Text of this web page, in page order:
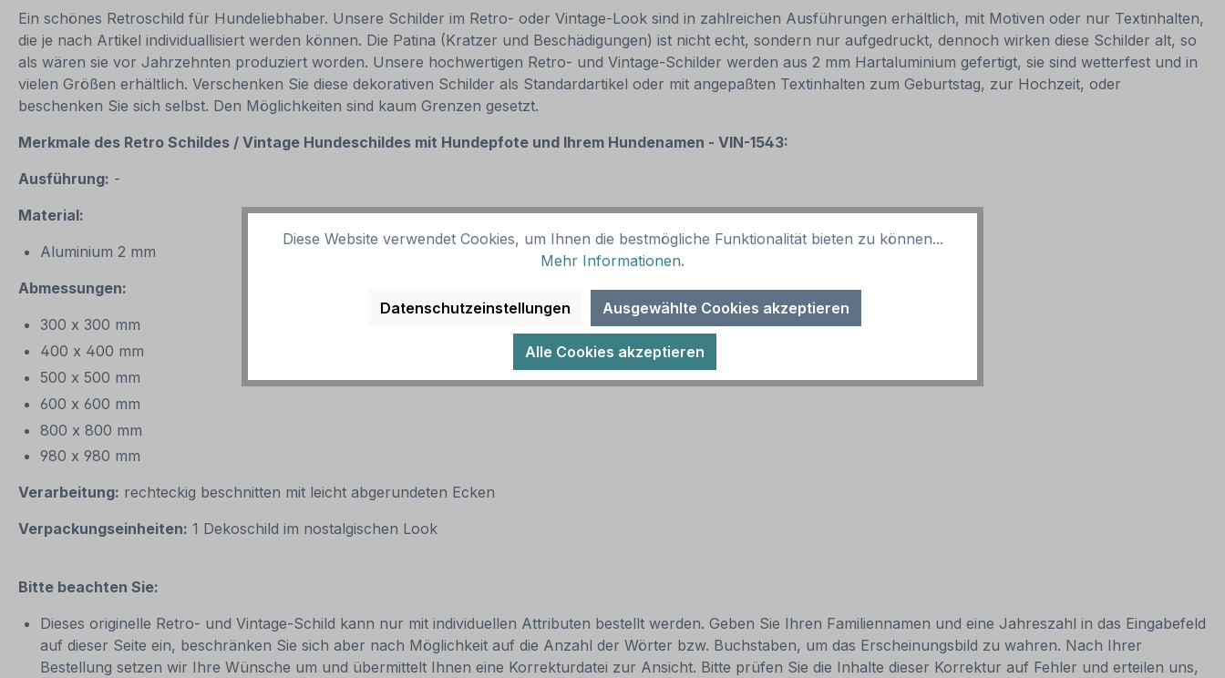
Ein schönes Retroschild für Hundeliebhaber. Unsere Schilder im Retro- oder Vintage-Look sind in zahlreichen Ausführungen erhältlich, mit Motiven oder nur Textinhalten,
die je nach Artikel individuallisiert werden können. Die Patina (Kratzer und Beschädigungen) ist nicht echt, sondern nur aufgedruckt, dennoch wirken diese Schilder alt, so
als wären sie vor Jahrzehnten produziert worden. Unsere hochwertigen Retro- und Vintage-Schilder werden aus 2 mm Hartaluminium gefertigt, sie sind wetterfest und in
vielen Größen erhältlich. Verschenken Sie diese dekorativen Schilder als Standardartikel oder mit angepaßten Textinhalten zum Geburtstag, zur Hochzeit, oder
beschenken Sie sich selbst. Den Möglichkeiten sind kaum Grenzen gesetzt.
Merkmale des Retro Schildes / Vintage Hundeschildes mit Hundepfote und Ihrem Hundenamen - VIN-1543:
Ausführung: -
Material:
Aluminium 2 mm
Abmessungen:
300 x 300 mm
400 x 400 mm
500 x 500 mm
600 x 600 mm
800 x 800 mm
980 x 980 mm
Verarbeitung: rechteckig beschnitten mit leicht abgerundeten Ecken
Verpackungseinheiten: 1 Dekoschild im nostalgischen Look
Bitte beachten Sie:
Dieses originelle Retro- und Vintage-Schild kann nur mit individuellen Attributen bestellt werden. Geben Sie Ihren Familiennamen und eine Jahreszahl in das Eingabefeld
auf dieser Seite ein, beschränken Sie sich aber nach Möglichkeit auf die Anzahl der Wörter bzw. Buchstaben, um das Erscheinungsbild zu wahren. Nach Ihrer
Bestellung setzen wir Ihre Wünsche um und übermittelt Ihnen eine Korrekturdatei zur Ansicht. Bitte prüfen Sie die Inhalte dieser Korrektur auf Fehler und erteilen uns,
Diese Website verwendet Cookies, um Ihnen die bestmögliche Funktionalität bieten zu können...
Mehr Informationen.
Datenschutzeinstellungen Ausgewählte Cookies akzeptieren
Alle Cookies akzeptieren